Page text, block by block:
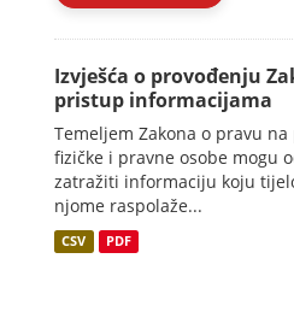
Izvješća o provođenju
pristup informacijama
Temeljem Zakona o pravu
fizičke i pravne osobe mogu
zatražiti informaciju koju
njome raspolaže...
CSV PDF